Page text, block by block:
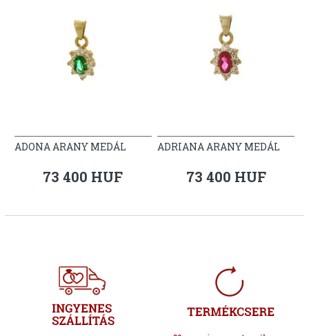
ADONA ARANY MEDÁL
73 400 HUF
ADRIANA ARANY MEDÁL
73 400 HUF